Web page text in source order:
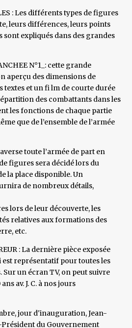
: Les différents types de figures
leurs différences, leurs points
sont expliqués dans des grandes
N°1_: cette grande
aperçu des dimensions de
textes et un fi lm de courte durée
des combattants dans les
les fonctions de chaque partie
que de l’ensemble de l’armée
toute l’armée de part en
figures sera décidé lors du
la place disponible. Un
de nombreux détails,
lors de leur découverte, les
relatives aux formations des
etc.
: La dernière pièce exposée
représentatif pour toutes les
Sur un écran TV, on peut suivre
av. J. C. à nos jours
jour d'inauguration, Jean-
du Gouvernement